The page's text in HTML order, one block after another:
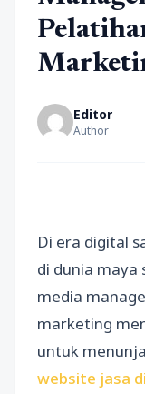
Editor
Author
Di era digital
di dunia maya
media
marketing
untuk
website jasa